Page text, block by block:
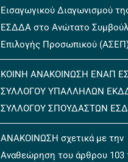
Εισαγωγικού Διαγωνισμού
ΕΣΔΔΑ στο Ανώτατο
Επιλογής Προσωπικού
ΚΟΙΝΗ ΑΝΑΚΟΙΝΩΣΗ ΕΝΑΠ
ΣΥΛΛΟΓΟΥ ΥΠΑΛΛΗΛΩΝ
ΣΥΛΛΟΓΟΥ ΣΠΟΥΔΑΣΤΩΝ
ΑΝΑΚΟΙΝΩΣΗ σχετικά με την
Αναθεώρηση του άρθρου 103